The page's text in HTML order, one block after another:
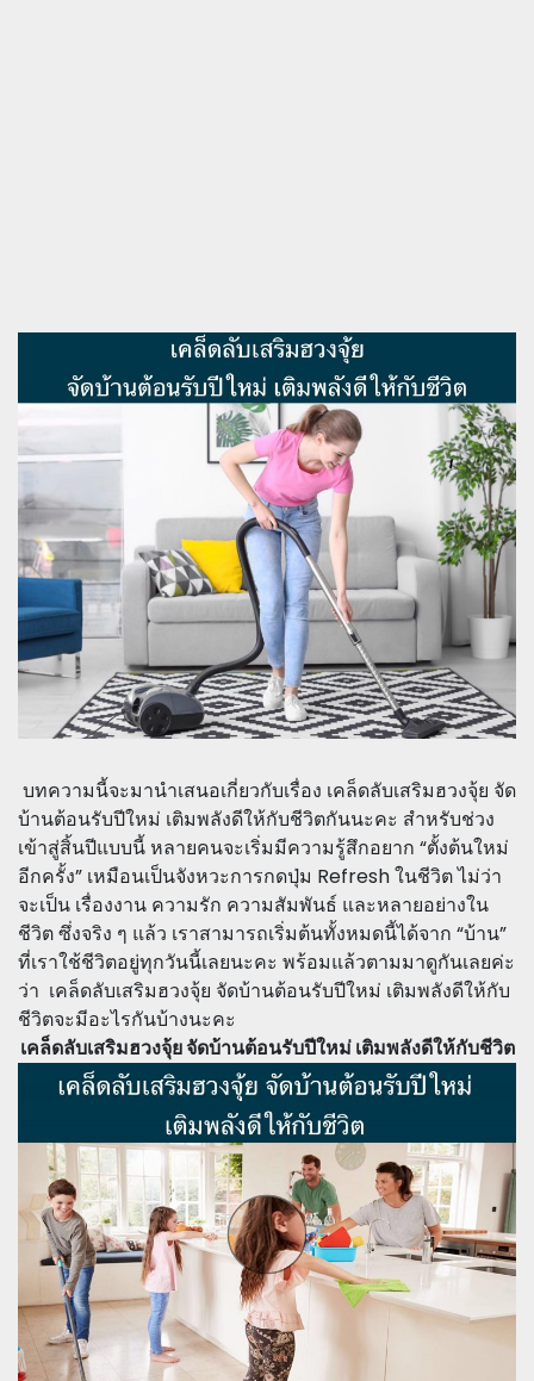
บทความนี้จะมานำเสนอเกี่ยวกับเรื่อง เคล็ดลับเสริมฮวงจุ้ย จัด
บ้านต้อนรับปีใหม่ เติมพลังดีให้กับชีวิตกันนะคะ สำหรับช่วง
เข้าสู่สิ้นปีแบบนี้ หลายคนจะเริ่มมีความรู้สึกอยาก “ตั้งต้นใหม่
อีกครั้ง” เหมือนเป็นจังหวะการกดปุ่ม Refresh ในชีวิต ไม่ว่า
จะเป็น เรื่องงาน ความรัก ความสัมพันธ์ และหลายอย่างใน
ชีวิต ซึ่งจริง ๆ แล้ว เราสามารถเริ่มต้นทั้งหมดนี้ได้จาก “บ้าน”
ที่เราใช้ชีวิตอยู่ทุกวันนี้เลยนะคะ พร้อมแล้วตามมาดูกันเลยค่ะ
ว่า เคล็ดลับเสริมฮวงจุ้ย จัดบ้านต้อนรับปีใหม่ เติมพลังดีให้กับ
ชีวิตจะมีอะไรกันบ้างนะคะ
เคล็ดลับเสริมฮวงจุ้ย จัดบ้านต้อนรับปีใหม่ เติมพลังดีให้กับชีวิต